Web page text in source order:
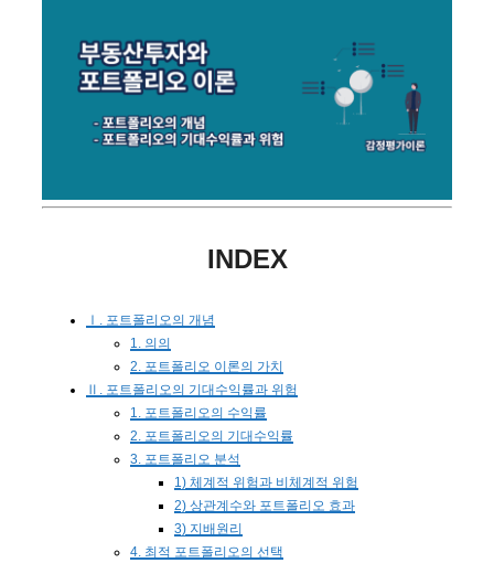
INDEX
Ⅰ. 포트폴리오의 개념
1. 의의
2. 포트폴리오 이론의 가치
Ⅱ. 포트폴리오의 기대수익률과 위험
1. 포트폴리오의 수익률
2. 포트폴리오의 기대수익률
3. 포트폴리오 분석
1) 체계적 위험과 비체계적 위험
2) 상관계수와 포트폴리오 효과
3) 지배원리
4. 최적 포트폴리오의 선택